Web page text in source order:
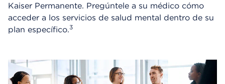
Kaiser Permanente. Pregúntele a su médico cómo
acceder a los servicios de salud mental dentro de su
plan específico.3